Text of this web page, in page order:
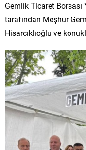
Gemlik Ticaret Borsası
tarafından Meşhur
Hisarcıklıoğlu ve